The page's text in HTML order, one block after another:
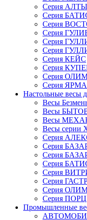
Серия
Серия
Серия
Серия
Серия
Серия
Серия КЕЙС
Серия
Серия
Серия
Настольные весы
Весы
Весы
Весы
Весы
Серия
Серия
Серия
Серия
Серия
Серия
Серия
Серия
Промышленные